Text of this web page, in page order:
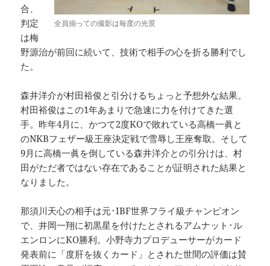
全員揃っての撮影は毎度の光景
合、
判定
は梅
野源治が前回に続いて、技術で相手の心を折る勝利でし
た。
森井洋介が村田裕俊と引分けるちょっと予想外な結果。
村田裕俊はこの1年あまりで急速に力を付けてきた選
手。昨年4月に、かつて2度KOで敗れている高橋一眞と
のNKBフェザー級王座決定戦で雪辱し王座奪取。そして
9月に高橋一眞を倒している森井洋介との引分けは、村
田がただ者ではない存在であることが証明された結果と
なりました。
那須川天心の相手は元･IBF世界フライ級チャンピオン
で、井岡一翔に初黒星を付けたとされるアムナット･ル
エンロンにKO勝利。小野寺力プロデューサーがカード
発表前に「度肝を抜くカード」とされた世間の評価は賛